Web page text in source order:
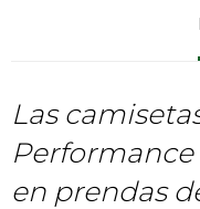
Las
en prendas